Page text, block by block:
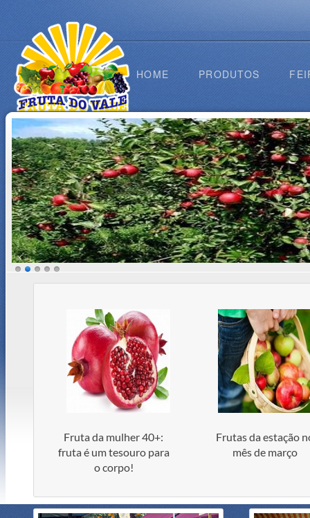
HOME PRODUTOS
Fruta da mulher 40+:
fruta é um tesouro para
o corpo!
Frutas da estação
mês de março